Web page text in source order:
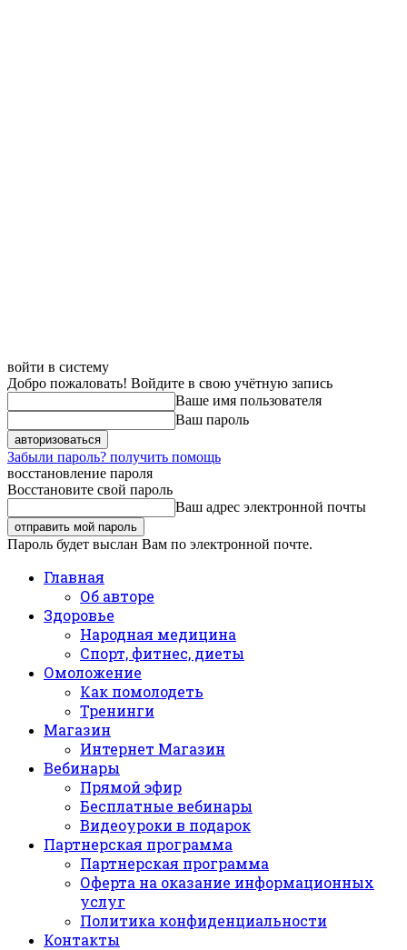
войти в систему
Добро пожаловать! Войдите в свою учётную запись
Ваше имя пользователя
Ваш пароль
Забыли пароль? получить помощь
восстановление пароля
Восстановите свой пароль
Ваш адрес электронной почты
Пароль будет выслан Вам по электронной почте.
Главная
Об авторе
Здоровье
Народная медицина
Спорт, фитнес, диеты
Омоложение
Как помолодеть
Тренинги
Магазин
Интернет Магазин
Вебинары
Прямой эфир
Бесплатные вебинары
Видеоуроки в подарок
Партнерская программа
Партнерская программа
Оферта на оказание информационных
услуг
Политика конфиденциальности
Контакты